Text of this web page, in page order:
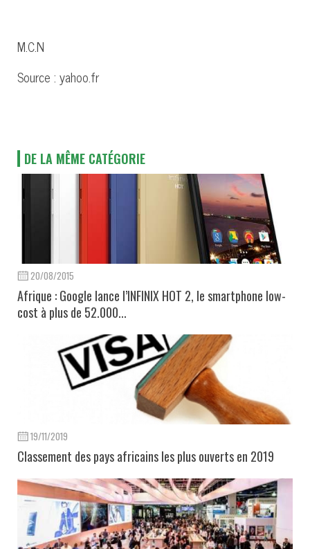
M.C.N
Source : yahoo.fr
DE LA MÊME CATÉGORIE
20/08/2015
Afrique : Google lance l’INFINIX HOT 2, le smartphone low-
cost à plus de 52.000...
19/11/2019
Classement des pays africains les plus ouverts en 2019